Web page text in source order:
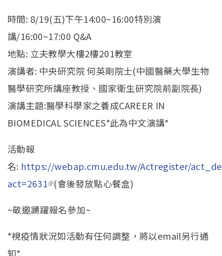
時間: 8/19(五)下午14:00~16:00特別演
講/16:00~17:00 Q&A
地點: 立夫教學大樓2樓201教室
演講者: 中央研究院 何英剛院士(中國醫藥大學生物
醫學研究所講座教授、國家衛生研究院前副院長)
演講主題:醫學科學家之養成CAREER IN
BIOMEDICAL SCIENCES*此為中文演講*
活動報
名: https://webap.cmu.edu.tw/Actregister/
act=2631(link is external)
(會後發放點心餐盒)
~敬邀踴躍報名參加~
*視疫情狀況如活動有任何調整，將以email另行通
知*